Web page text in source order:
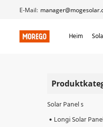
E-Mail:
Heim
Solar Panel s
Longi Solar